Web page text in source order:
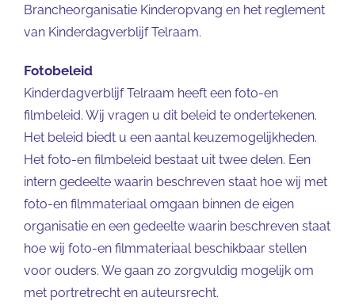
Brancheorganisatie Kinderopvang en het reglement
van Kinderdagverblijf Telraam.
Fotobeleid
Kinderdagverblijf Telraam heeft een foto-en
filmbeleid. Wij vragen u dit beleid te ondertekenen.
Het beleid biedt u een aantal keuzemogelijkheden.
Het foto-en filmbeleid bestaat uit twee delen. Een
intern gedeelte waarin beschreven staat hoe wij met
foto-en filmmateriaal omgaan binnen de eigen
organisatie en een gedeelte waarin beschreven staat
hoe wij foto-en filmmateriaal beschikbaar stellen
voor ouders. We gaan zo zorgvuldig mogelijk om
met portretrecht en auteursrecht.